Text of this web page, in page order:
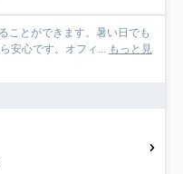
ことができます。暑い日でも
安心です。オフィ... もっと見